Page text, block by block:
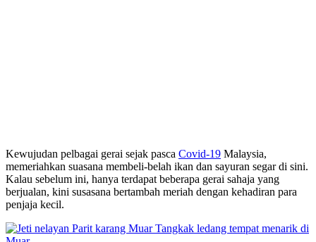
Kewujudan pelbagai gerai sejak pasca Covid-19 Malaysia,
memeriahkan suasana membeli-belah ikan dan sayuran segar di sini.
Kalau sebelum ini, hanya terdapat beberapa gerai sahaja yang
berjualan, kini susasana bertambah meriah dengan kehadiran para
penjaja kecil.